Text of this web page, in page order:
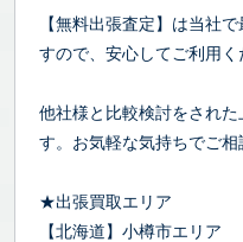
【無料出張査定】は当社
すので、安心してご利用く
他社様と比較検討をされ
す。お気軽な気持ちでご相
★出張買取エリア
【北海道】小樽市エリア